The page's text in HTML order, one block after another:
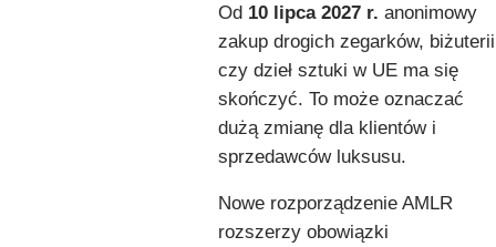
Od 10 lipca 2027 r. anonimowy
zakup drogich zegarków, biżuterii
czy dzieł sztuki w UE ma się
skończyć. To może oznaczać
dużą zmianę dla klientów i
sprzedawców luksusu.
Nowe rozporządzenie AMLR
rozszerzy obowiązki